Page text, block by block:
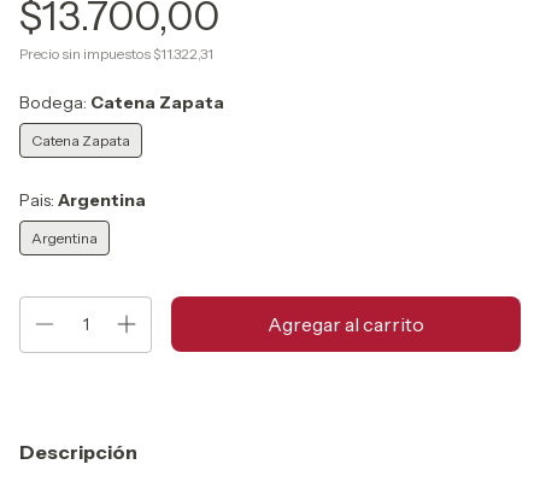
$13.700,00
Precio sin impuestos $11.322,31
Bodega: Catena Zapata
Catena Zapata
Pais: Argentina
Argentina
Descripción